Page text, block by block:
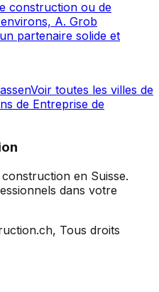
construction ou de
A. Grob
partenaire solide et
Voir toutes les villes de
de Entreprise de
en Suisse.
dans votre
Tous droits